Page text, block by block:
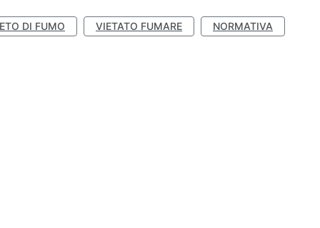
DI FUMO VIETATO FUMARE NORMATIVA